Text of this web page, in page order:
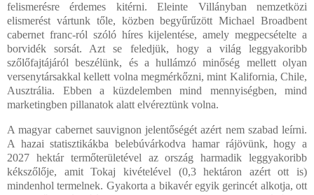
felismerésre érdemes kitérni. Eleinte Villányban nemzetközi
elismerést vártunk tőle, közben begyűrűzött Michael Broadbent
cabernet franc-ról szóló híres kijelentése, amely megpecsételte a
borvidék sorsát. Azt se feledjük, hogy a világ leggyakoribb
szőlőfajtájáról beszélünk, és a hullámzó minőség mellett olyan
versenytársakkal kellett volna megmérkőzni, mint Kalifornia, Chile,
Ausztrália. Ebben a küzdelemben mind mennyiségben, mind
marketingben pillanatok alatt elvéreztünk volna.
A magyar cabernet sauvignon jelentőségét azért nem szabad leírni.
A hazai statisztikákba belebúvárkodva hamar rájövünk, hogy a
2027 hektár termőterületével az ország harmadik leggyakoribb
kékszőlője, amit Tokaj kivételével (0,3 hektáron azért ott is)
mindenhol termelnek. Gyakorta a bikavér egyik gerincét alkotja, ott